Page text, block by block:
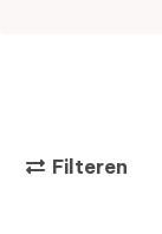
Filteren